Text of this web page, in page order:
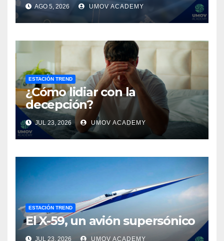
AGO 5, 2026 UMOV ACADEMY
ESTACIÓN TREND
¿Cómo lidiar con la
decepción?
JUL 23, 2026 UMOV ACADEMY
ESTACIÓN TREND
El X-59, un avión supersónico
JUL 23, 2026 UMOV ACADEMY